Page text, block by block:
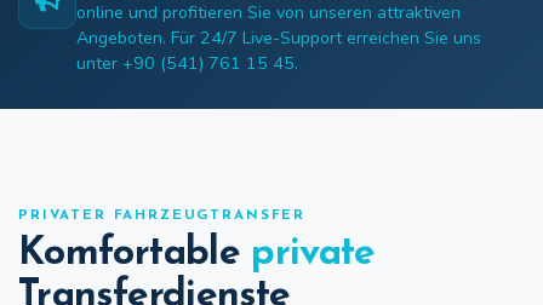
online und profitieren Sie von unseren attraktiven
Angeboten. Für 24/7 Live-Support erreichen Sie uns
unter +90 (541) 761 15 45.
PRIVATER FAHRZEUGTRANSFER
Komfortable private
Transferdienste